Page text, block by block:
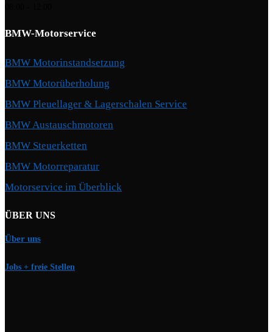
BMW-Motorservice
BMW Motorinstandsetzung
BMW Motorüberholung
BMW Pleuellager & Lagerschalen Service
BMW Austauschmotoren
BMW Steuerketten
BMW Motorreparatur
Motorservice im Überblick
ÜBER UNS
Über uns
Jobs + freie Stellen